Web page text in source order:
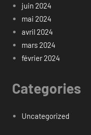
juin 2024
mai 2024
avril 2024
mars 2024
février 2024
Categories
Uncategorized